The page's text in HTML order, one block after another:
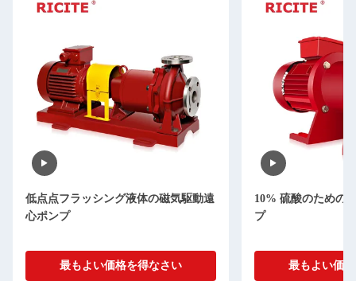
低点点フラッシング液体の磁気駆動遠
心ポンプ
最もよい価格を得なさい
10% 硫酸のための
プ
最もよい価